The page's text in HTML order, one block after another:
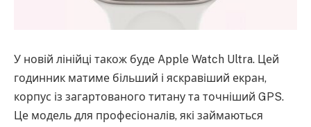
У новій лінійці також буде Apple Watch Ultra. Цей
годинник матиме більший і яскравіший екран,
корпус із загартованого титану та точніший GPS.
Це модель для професіоналів, які займаються